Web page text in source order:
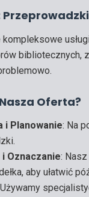
kompleksowe
bibliotecznych,
Oferta?
i Planowanie: Na
Oznaczanie:
aby ułatwić